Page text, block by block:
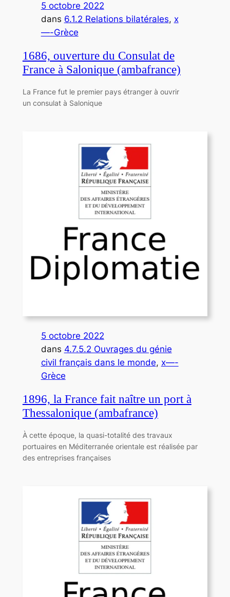
5 octobre 2022
dans 6.1.2 Relations bilatérales, x
—-Grèce
1686, ouverture du Consulat de
France à Salonique (ambafrance)
La France fut le premier pays étranger à ouvrir
un consulat à Salonique
5 octobre 2022
dans 4.7.5.2 Ouvrages du génie
civil français dans le monde, x—-
Grèce
1896, la France fait naître un port à
Thessalonique (ambafrance)
À cette époque, la quasi-totalité des travaux
portuaires en Méditerranée orientale est réalisée par
des entreprises françaises